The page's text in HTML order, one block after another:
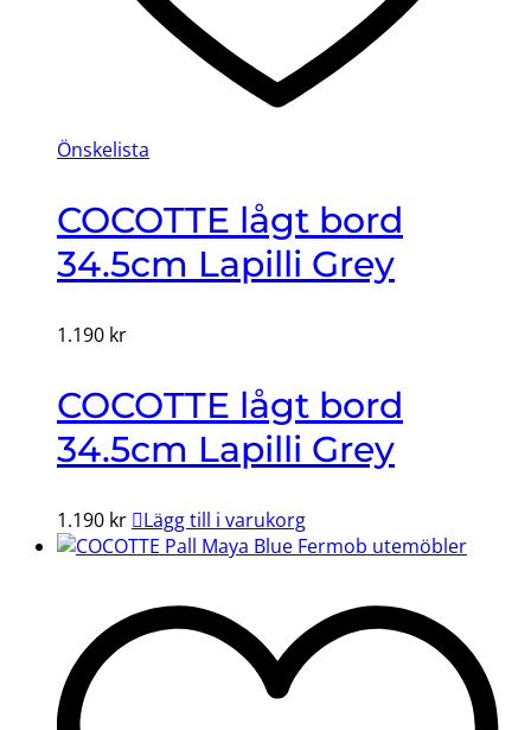
Önskelista
COCOTTE lågt bord
34.5cm Lapilli Grey
1.190 kr
COCOTTE lågt bord
34.5cm Lapilli Grey
1.190 kr Lägg till i varukorg